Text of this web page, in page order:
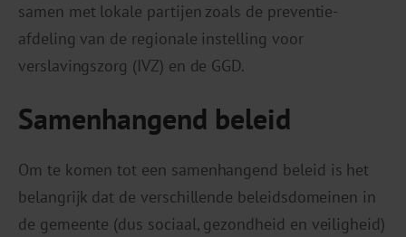
samen met lokale partijen zoals de preventie-
afdeling van de regionale instelling voor
verslavingszorg (IVZ) en de GGD.
Samenhangend beleid
Om te komen tot een samenhangend beleid is het
belangrijk dat de verschillende beleidsdomeinen in
de gemeente (dus sociaal, gezondheid en veiligheid)